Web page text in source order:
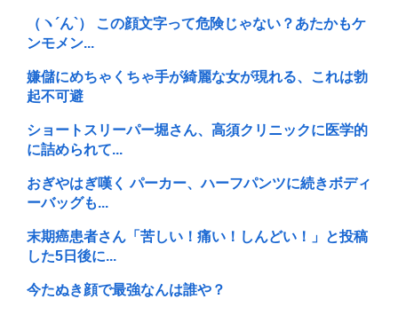
（ヽ´ん`） この顔文字って危険じゃない？あたかもケ
ンモメン...
嫌儲にめちゃくちゃ手が綺麗な女が現れる、これは勃
起不可避
ショートスリーパー堀さん、高須クリニックに医学的
に詰められて...
おぎやはぎ嘆く パーカー、ハーフパンツに続きボディ
ーバッグも...
末期癌患者さん「苦しい！痛い！しんどい！」と投稿
した5日後に...
今たぬき顔で最強なんは誰や？